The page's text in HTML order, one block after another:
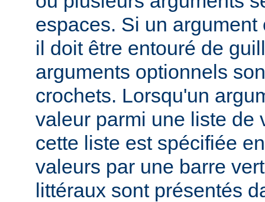
espaces. Si un
il doit être entouré de
arguments optionnels
crochets. Lorsqu'un
valeur parmi une liste de
cette liste est spécifiée
valeurs par une barre
littéraux sont présentés